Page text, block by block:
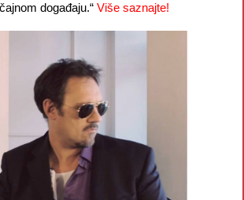
događaju.“ Više saznajte!